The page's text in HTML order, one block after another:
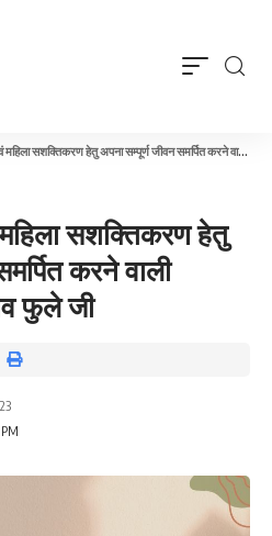
हेतु अपना सम्पूर्ण जीवन समर्पित करने वाली सावित्रीबाई ज्योतिराव फुले जी
सशक्तिकरण हेतु
करने वाली
फुले जी